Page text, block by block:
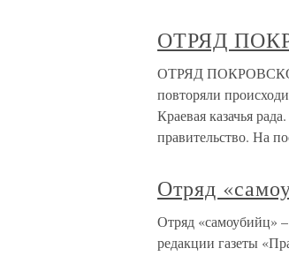
ОТРЯД
ОТРЯД
повторяли
Краевая казачья
правительство. На
Отряд
Отряд «самоубийц»
редакции газеты